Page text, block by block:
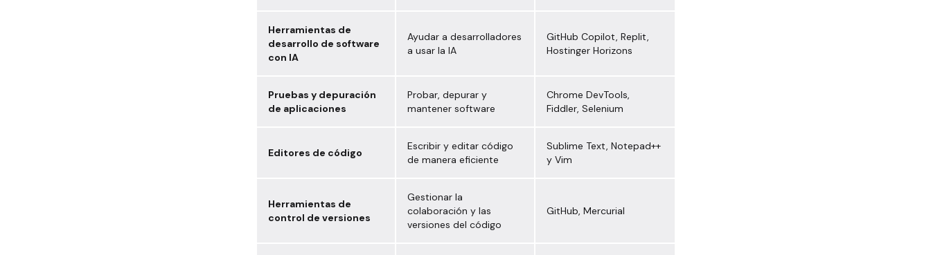
Herramientas de
desarrollo de software
con IA
Ayudar a desarrolladores
a usar la IA
GitHub Copilot, Replit,
Hostinger Horizons
Pruebas y depuración
de aplicaciones
Probar, depurar y
mantener software
Chrome DevTools,
Fiddler, Selenium
Editores de código
Escribir y editar código
de manera eficiente
Sublime Text, Notepad++
y Vim
Herramientas de
control de versiones
Gestionar la
colaboración y las
versiones del código
GitHub, Mercurial